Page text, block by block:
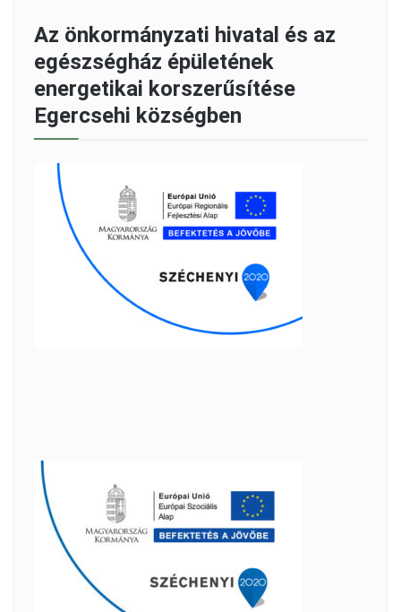
Az önkormányzati hivatal és az
egészségház épületének
energetikai korszerűsítése
Egercsehi községben